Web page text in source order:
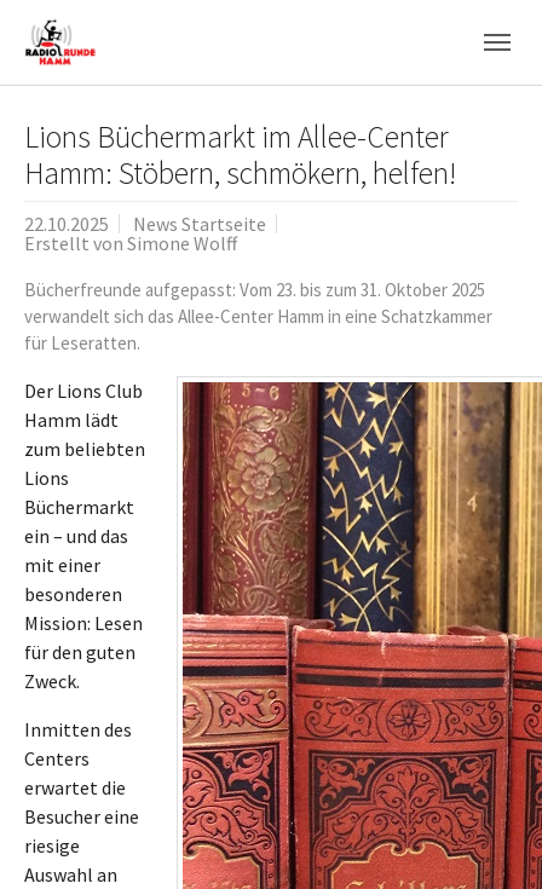
Skip to main navigation
Zum Hauptinhalt springen
Skip to page footer
Lions Büchermarkt im Allee-Center
Hamm: Stöbern, schmökern, helfen!
22.10.2025
News Startseite
Erstellt von Simone Wolff
Bücherfreunde aufgepasst: Vom 23. bis zum 31. Oktober 2025
verwandelt sich das Allee-Center Hamm in eine Schatzkammer
für Leseratten.
Der Lions Club
Hamm lädt
zum beliebten
Lions
Büchermarkt
ein – und das
mit einer
besonderen
Mission: Lesen
für den guten
Zweck.
Inmitten des
Centers
erwartet die
Besucher eine
riesige
Auswahl an